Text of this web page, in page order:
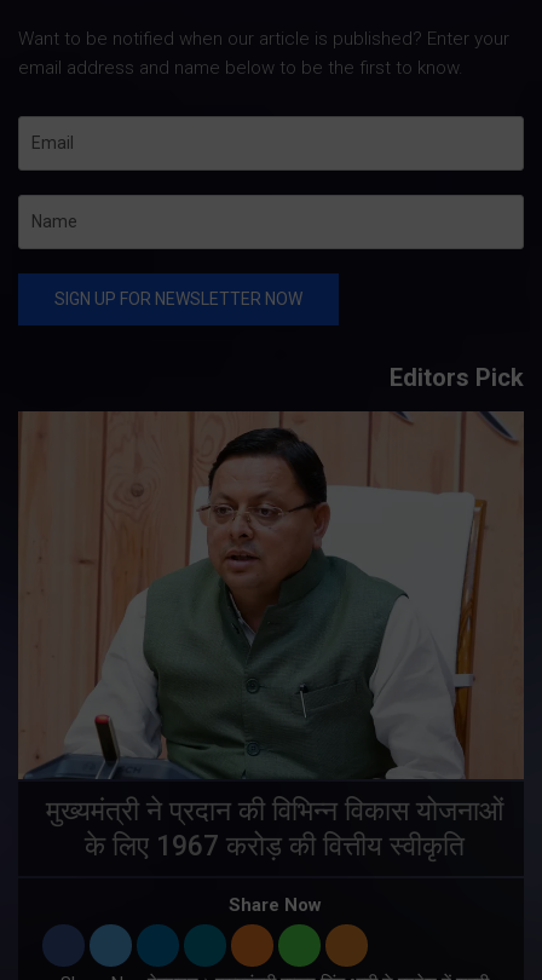
Want to be notified when our article is published? Enter your
email address and name below to be the first to know.
Editors Pick
मुख्यमंत्री ने प्रदान की विभिन्न विकास योजनाओं
के लिए 1967 करोड़ की वित्तीय स्वीकृति
Share Now